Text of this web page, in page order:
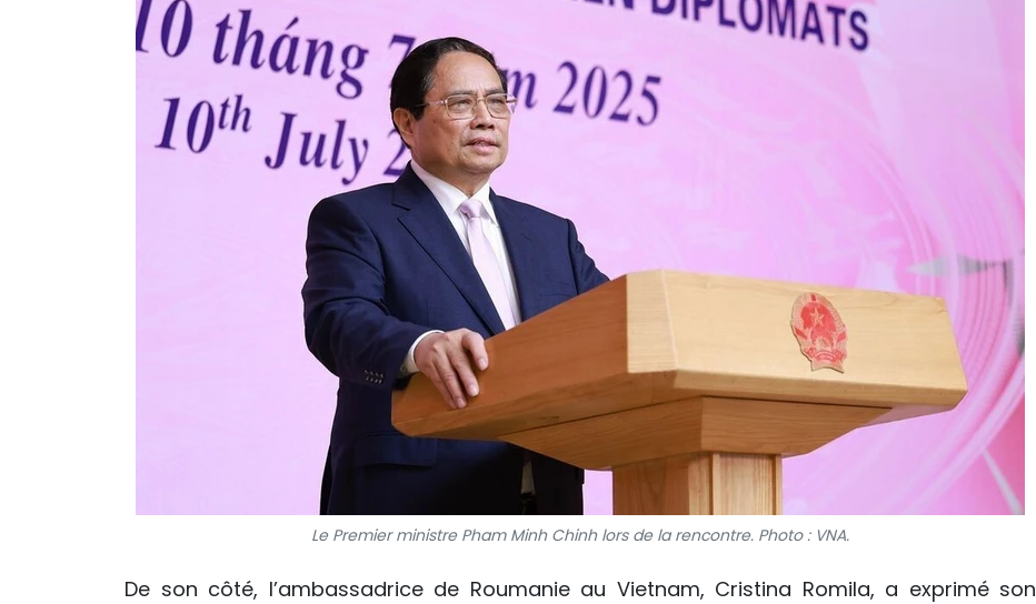
Le Premier ministre Pham Minh Chinh lors de la rencontre. Photo : VNA.
De son côté, l’ambassadrice de Roumanie au Vietnam, Cristina Romila, a exprimé son